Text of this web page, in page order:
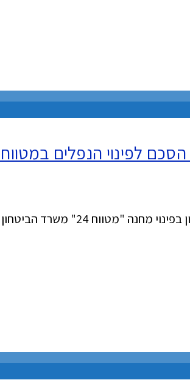
ועיריית ראשון לציון חתמו